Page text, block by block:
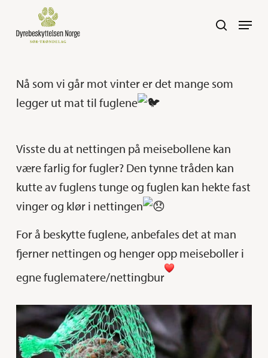
search
Nå som vi går mot vinter er det mange som
legger ut mat til fuglene
Visste du at nettingen på meisebollene kan
være farlig for fugler? Den tynne tråden kan
kutte av fuglens tunge og fuglen kan hekte fast
vinger og klør i nettingen
For å beskytte fuglene, anbefales det at man
fjerner nettingen og henger opp meiseboller i
egne fuglematere/nettingbur